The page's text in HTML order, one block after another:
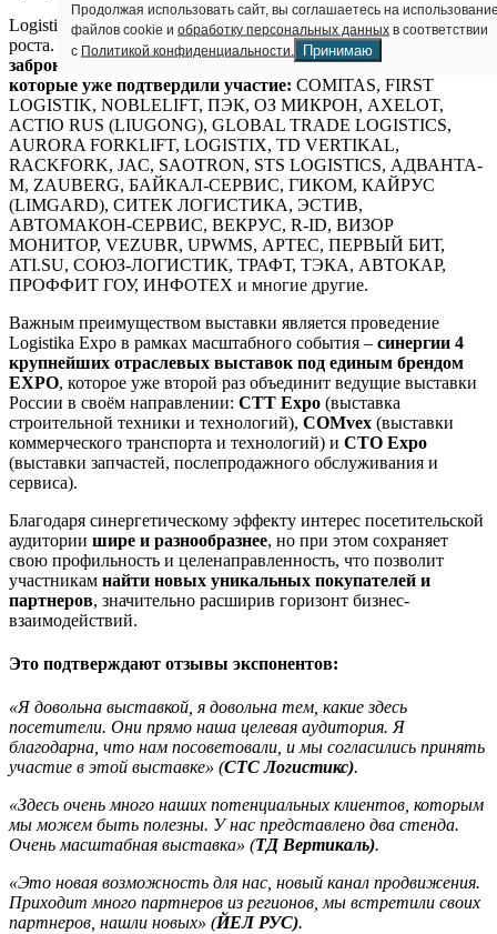
Logistika Expo уже сейчас показывает взрывную динамику
роста.
На октябрь 2024 года уже более 50% площадей
забронировано. Среди ключевых игроков логистики,
которые уже подтвердили участие: COMITAS, FIRST
LOGISTIK, NOBLELIFT, ПЭК, ОЗ МИКРОН, AXELOT,
ACTIO RUS (LIUGONG), GLOBAL TRADE LOGISTICS,
AURORA FORKLIFT, LOGISTIX, TD VERTIKAL,
RACKFORK, JAC, SAOTRON, STS LOGISTICS, АДВАНТА-
М, ZAUBERG, БАЙКАЛ-СЕРВИС, ГИКОМ, КАЙРУС
(LIMGARD), СИТЕК ЛОГИСТИКА, ЭСТИВ,
АВТОМАКОН-СЕРВИС, ВЕКРУС, R-ID, ВИЗОР
МОНИТОР, VEZUBR, UPWMS, АРТЕС, ПЕРВЫЙ БИТ,
ATI.SU, СОЮЗ-ЛОГИСТИК, ТРАФТ, ТЭКА, АВТОКАР,
ПРОФФИТ ГОУ, ИНФОТЕХ и многие другие.
Важным преимуществом выставки является проведение
Logistika Expo в рамках масштабного события – синергии 4
крупнейших отраслевых выставок под единым брендом
EXPO, которое уже второй раз объединит ведущие выставки
России в своём направлении: СТТ Expo (выставка
строительной техники и технологий), СOMvex (выставки
коммерческого транспорта и технологий) и CTO Expo
(выставки запчастей, послепродажного обслуживания и
сервиса).
Благодаря синергетическому эффекту интерес посетительской
аудитории шире и разнообразнее, но при этом сохраняет
свою профильность и целенаправленность, что позволит
участникам найти новых уникальных покупателей и
партнеров, значительно расширив горизонт бизнес-
взаимодействий.
Это подтверждают отзывы экспонентов:
«Я довольна выставкой, я довольна тем, какие здесь
посетители. Они прямо наша целевая аудитория. Я
благодарна, что нам посоветовали, и мы согласились принять
участие в этой выставке» (СТС Логистикс).
«Здесь очень много наших потенциальных клиентов, которым
мы можем быть полезны. У нас представлено два стенда.
Очень масштабная выставка» (ТД Вертикаль).
«Это новая возможность для нас, новый канал продвижения.
Приходит много партнеров из регионов, мы встретили своих
партнеров, нашли новых» (ЙЕЛ РУС).
Продолжая использовать сайт, вы соглашаетесь на
файлов cookie и обработку персональных данных в соответствии
с Политикой конфиденциальности. Принимаю